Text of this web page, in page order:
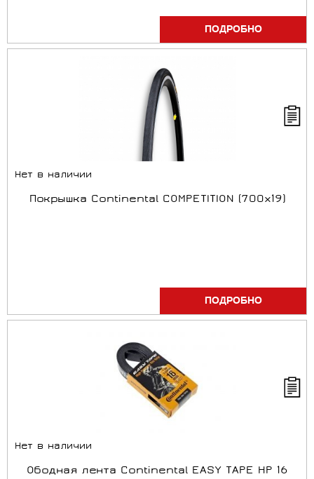
ПОДРОБНО
Нет в наличии
Покрышка Continental COMPETITION (700x19)
ПОДРОБНО
Нет в наличии
Ободная лента Continental EASY TAPE HP 16